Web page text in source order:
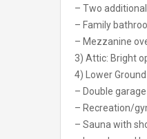
– Two
– Family
– Mezzanine
3) Attic: Bright
4) Lower Ground
– Double garage
– Recreation/
– Sauna with